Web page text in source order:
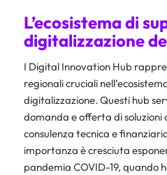
L’ecosistema di
digitalizzazione
I Digital Innovation Hub
regionali cruciali
digitalizzazione. Questi hub
domanda e offerta di
consulenza tecnica e
importanza è cresciuta
pandemia COVID-19, quando